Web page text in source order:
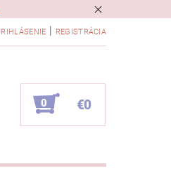
REGISTRÁCIA
0 €0